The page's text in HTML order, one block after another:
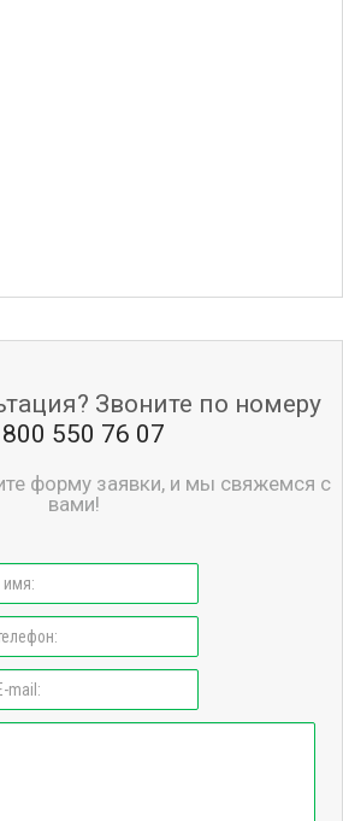
Звоните по номеру
550 76 07
форму заявки, и мы свяжемся с
вами!